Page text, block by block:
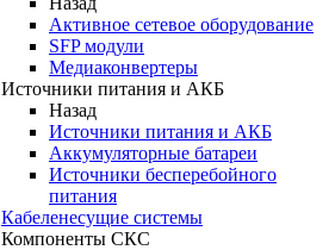
Активное сетевое оборудование
SFP модули
Медиаконвертеры
Источники питания и АКБ
Назад
Источники питания и АКБ
Аккумуляторные батареи
Источники бесперебойного
питания
Кабеленесущие системы
Компоненты СКС